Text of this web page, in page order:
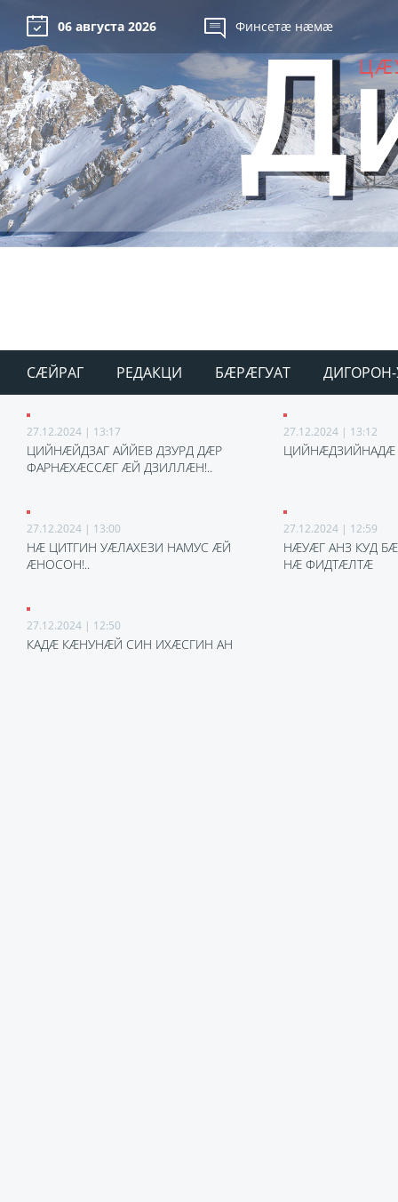
06 августа 2026 Финсетæ нæмæ
СÆЙРАГ РЕДАКЦИ БÆРÆГУАТ ДИГОРОН-
27.12.2024 | 13:17
ЦИЙНÆЙДЗАГ АЙЙЕВ ДЗУРД ДÆР
ФАРНÆХÆССÆГ ÆЙ ДЗИЛЛÆН!..
27.12.2024 | 13:12
27.12.2024 | 13:00
НÆ ЦИТГИН УÆЛАХЕЗИ НАМУС ÆЙ
ÆНОСОН!..
27.12.2024 | 12:59
НÆУÆГ АНЗ КУД
НÆ ФИДТÆЛТÆ
27.12.2024 | 12:50
КАДÆ КÆНУНÆЙ СИН ИХÆСГИН АН